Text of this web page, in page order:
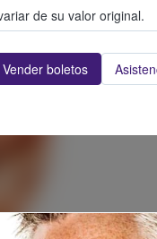
de su valor original.
Vender boletos